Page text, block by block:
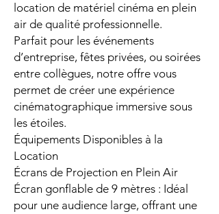
location de matériel cinéma en plein
air de qualité professionnelle.
Parfait pour les événements
d’entreprise, fêtes privées, ou soirées
entre collègues, notre offre vous
permet de créer une expérience
cinématographique immersive sous
les étoiles.
Équipements Disponibles à la
Location
Écrans de Projection en Plein Air
Écran gonflable de 9 mètres : Idéal
pour une audience large, offrant une